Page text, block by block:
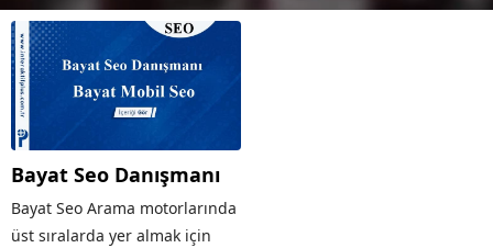
Bayat Seo Danışmanı
Bayat Seo Arama motorlarında
üst sıralarda yer almak için